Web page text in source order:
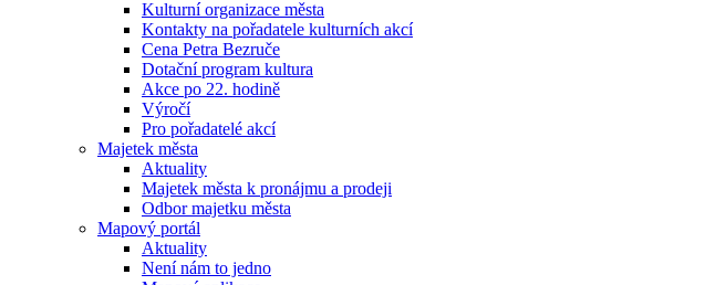
Kulturní organizace města
Kontakty na pořadatele kulturních akcí
Cena Petra Bezruče
Dotační program kultura
Akce po 22. hodině
Výročí
Pro pořadatelé akcí
Majetek města
Aktuality
Majetek města k pronájmu a prodeji
Odbor majetku města
Mapový portál
Aktuality
Není nám to jedno